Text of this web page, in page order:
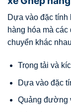
Dựa vào đặc tính
hàng hóa mà
chuyển khác
Trọng tải và
Dựa vào đặc
Quảng đường